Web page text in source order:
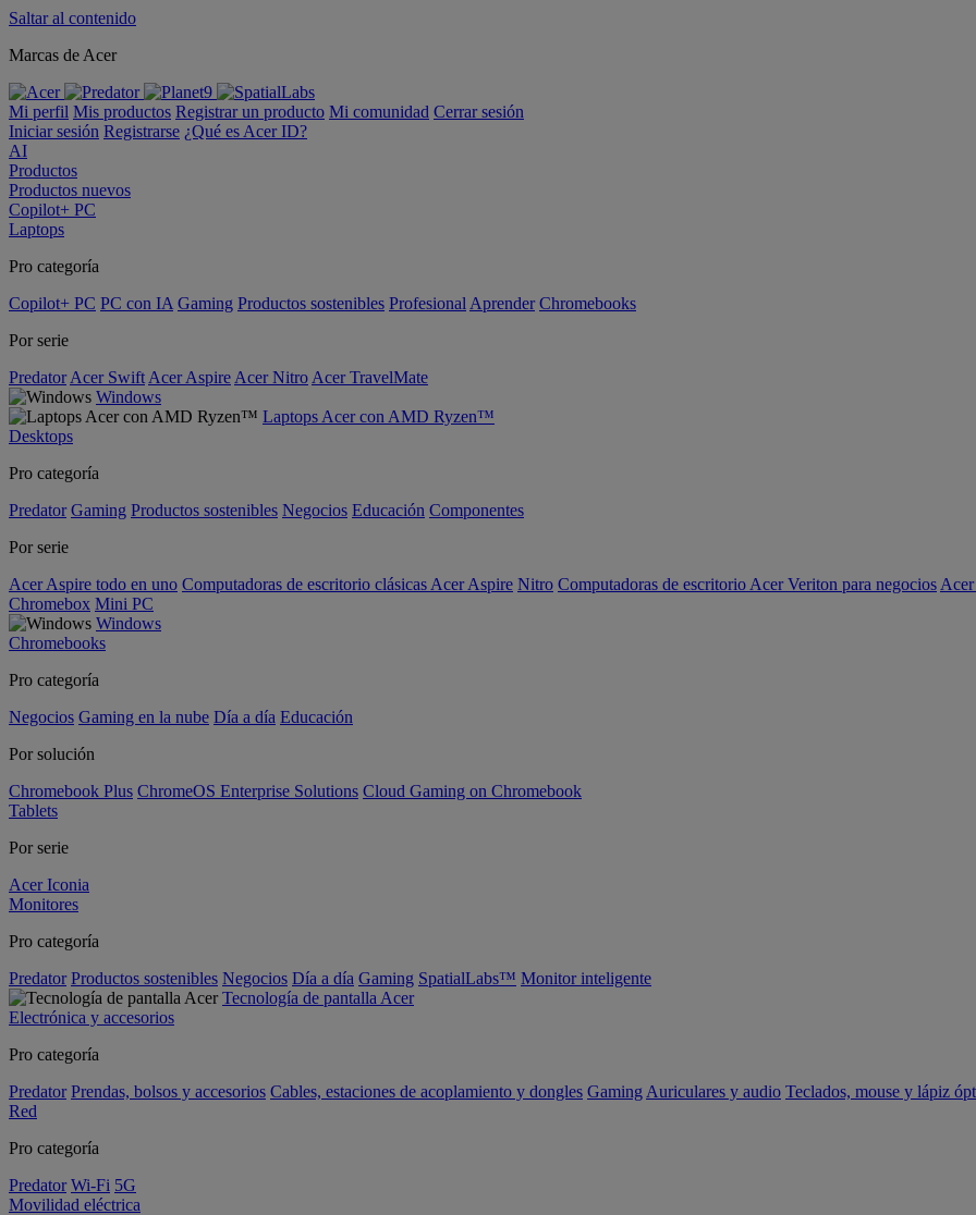
Saltar al contenido
Marcas de Acer
Mi perfil Mis productos Registrar un producto Mi comunidad Cerrar sesión
Iniciar sesión Registrarse ¿Qué es Acer ID?
AI
Productos
Productos nuevos
Copilot+ PC
Laptops
Pro categoría
Copilot+ PC PC con IA Gaming Productos sostenibles Profesional Aprender Chromebooks
Por serie
Predator Acer Swift Acer Aspire Acer Nitro Acer TravelMate
Windows
Laptops Acer con AMD Ryzen™
Desktops
Pro categoría
Predator Gaming Productos sostenibles Negocios Educación Componentes
Por serie
Acer Aspire todo en uno Computadoras de escritorio clásicas Acer Aspire Nitro Computadoras de escritorio Acer Veriton para negocios
Chromebox Mini PC
Windows
Chromebooks
Pro categoría
Negocios Gaming en la nube Día a día Educación
Por solución
Chromebook Plus ChromeOS Enterprise Solutions Cloud Gaming on Chromebook
Tablets
Por serie
Acer Iconia
Monitores
Pro categoría
Predator Productos sostenibles Negocios Día a día Gaming SpatialLabs™ Monitor inteligente
Tecnología de pantalla Acer
Electrónica y accesorios
Pro categoría
Predator Prendas, bolsos y accesorios Cables, estaciones de acoplamiento y dongles Gaming Auriculares y audio Teclados, mouse y lápiz
Red
Pro categoría
Predator Wi-Fi 5G
Movilidad eléctrica